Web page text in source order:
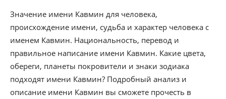
Значение имени Кавмин для человека,
происхождение имени, судьба и характер человека с
именем Кавмин. Национальность, перевод и
правильное написание имени Кавмин. Какие цвета,
обереги, планеты покровители и знаки зодиака
подходят имени Кавмин? Подробный анализ и
описание имени Кавмин вы сможете прочесть в